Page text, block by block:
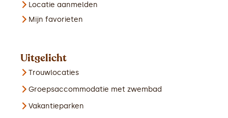
Locatie aanmelden
Mijn favorieten
Uitgelicht
Trouwlocaties
Groepsaccommodatie met zwembad
Vakantieparken